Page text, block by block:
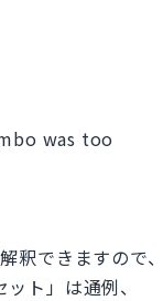
was too
釈できますので、
ト」は通例、